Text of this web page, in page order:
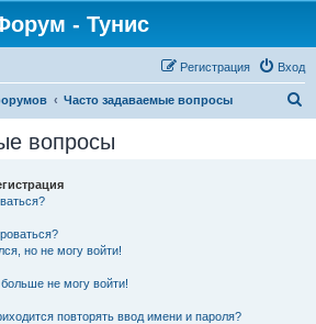
- Тунис
Вход
Регистрация
Часто задаваемые вопросы
вопросы
но не могу войти!
не могу войти!
повторять ввод имени и пароля?